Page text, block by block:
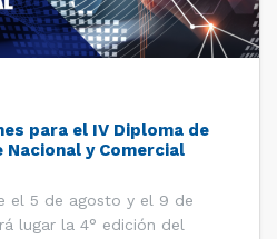
para el IV Diploma de
y Comercial
el 5 de agosto y el 9 de
lugar la 4° edición del